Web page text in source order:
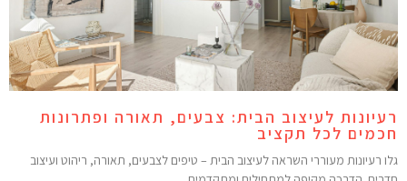
לעיצוב הבית: צבעים, תאורה ופתרונות
לכל תקציב
רעיונות מעוררי השראה לעיצוב הבית – טיפים לצבעים, תאורה, ריהוט ועיצוב